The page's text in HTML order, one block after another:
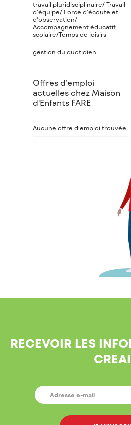
travail pluridisciplinaire/ Travail
d'équipe/ Force d'écoute et
d'observation/
Accompagnement éducatif
scolaire/Temps de loisirs
gestion du quotidien
Offres d’emploi
actuelles chez Maison
d'Enfants FARE
Aucune offre d’emploi trouvée.
RECEVOIR LES
CREAI
E-
MAIL *